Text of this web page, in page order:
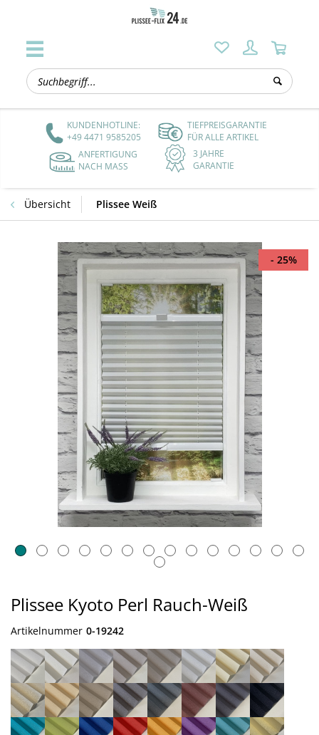
KUNDENHOTLINE:
+49 4471 9585205
TIEFPREISGARANTIE
FÜR ALLE ARTIKEL
ANFERTIGUNG
NACH MASS
3 JAHRE
GARANTIE
Übersicht Plissee Weiß
- 25%
Plissee Kyoto Perl Rauch-Weiß
Artikelnummer 0-19242